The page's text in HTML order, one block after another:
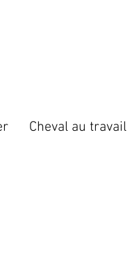
Cheval au travail